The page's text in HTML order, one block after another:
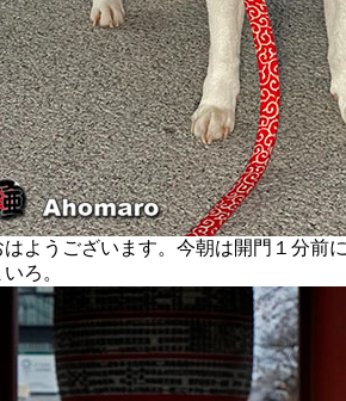
ようございます。今朝は開門１分前
ろ。